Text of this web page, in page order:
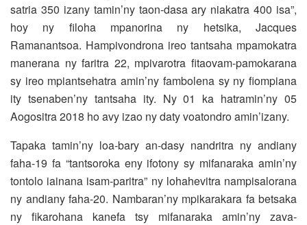
satria 350 izany tamin’ny taon-dasa ary niakatra 400 isa”,
hoy ny filoha mpanorina ny hetsika, Jacques
Ramanantsoa. Hampivondrona ireo tantsaha mpamokatra
manerana ny faritra 22, mpivarotra fitaovam-pamokarana
sy ireo mpiantsehatra amin’ny fambolena sy ny fiompiana
ity tsenaben’ny tantsaha ity. Ny 01 ka hatramin’ny 05
Aogositra 2018 ho avy izao ny daty voatondro amin’izany.
Tapaka tamin’ny loa-bary an-dasy nandritra ny andiany
faha-19 fa “tantsoroka eny ifotony sy mifanaraka amin’ny
tontolo iainana isam-paritra” ny lohahevitra nampisalorana
ny andiany faha-20. Nambaran’ny mpikarakara fa betsaka
ny fikarohana kanefa tsy mifanaraka amin’ny zava-